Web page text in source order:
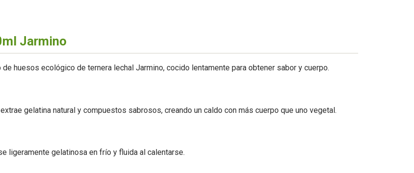
Jarmino
de huesos ecológico de ternera lechal Jarmino, cocido lentamente para obtener sabor y cuerpo.
gelatina natural y compuestos sabrosos, creando un caldo con más cuerpo que uno vegetal.
ligeramente gelatinosa en frío y fluida al calentarse.